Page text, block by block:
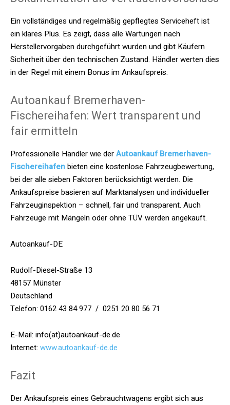
Ein vollständiges und regelmäßig gepflegtes Serviceheft ist
ein klares Plus. Es zeigt, dass alle Wartungen nach
Herstellervorgaben durchgeführt wurden und gibt Käufern
Sicherheit über den technischen Zustand. Händler werten dies
in der Regel mit einem Bonus im Ankaufspreis.
Autoankauf Bremerhaven-
Fischereihafen: Wert transparent und
fair ermitteln
Professionelle Händler wie derAutoankauf Bremerhaven-
Fischereihafenbieten eine kostenlose Fahrzeugbewertung,
bei der alle sieben Faktoren berücksichtigt werden. Die
Ankaufspreise basieren auf Marktanalysen und individueller
Fahrzeuginspektion – schnell, fair und transparent. Auch
Fahrzeuge mit Mängeln oder ohne TÜV werden angekauft.
Autoankauf-DE
Rudolf-Diesel-Straße 13
48157 Münster
Deutschland
Telefon: 0162 43 84 977 / 0251 20 80 56 71
E-Mail: info(at)autoankauf-de.de
Internet: www.autoankauf-de.de
Fazit
Der Ankaufspreis eines Gebrauchtwagens ergibt sich aus